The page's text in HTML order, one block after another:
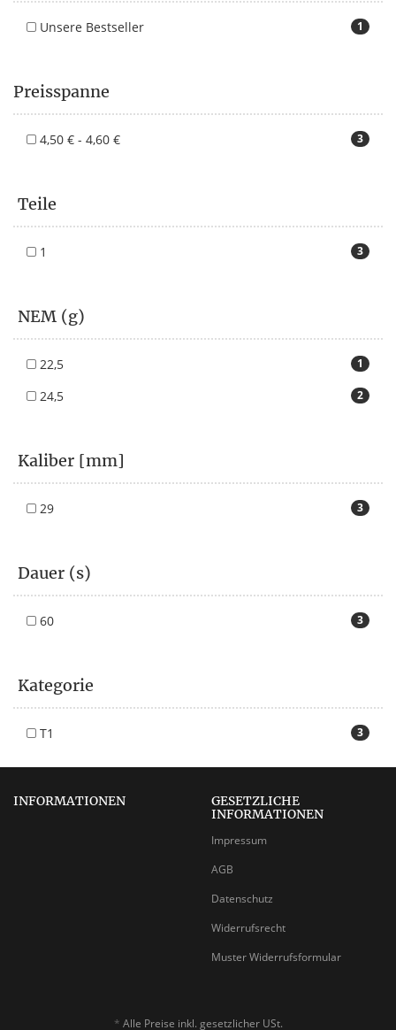
1
Unsere Bestseller
Preisspanne
3
4,50 € - 4,60 €
Teile
3
1
NEM (g)
1
22,5
2
24,5
Kaliber [mm]
3
29
Dauer (s)
3
60
Kategorie
3
T1
INFORMATIONEN
GESETZLICHE
INFORMATIONEN
Impressum
AGB
Datenschutz
Widerrufsrecht
Muster Widerrufsformular
* Alle Preise inkl. gesetzlicher USt.